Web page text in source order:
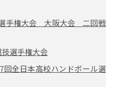
手権大会 大阪大会 二回戦
選手権大会
全日本高校ハンドボール選